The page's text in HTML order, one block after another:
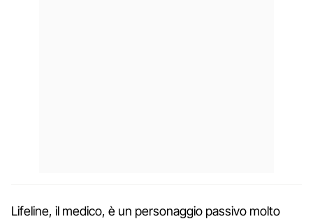
Lifeline, il medico, è un personaggio passivo molto